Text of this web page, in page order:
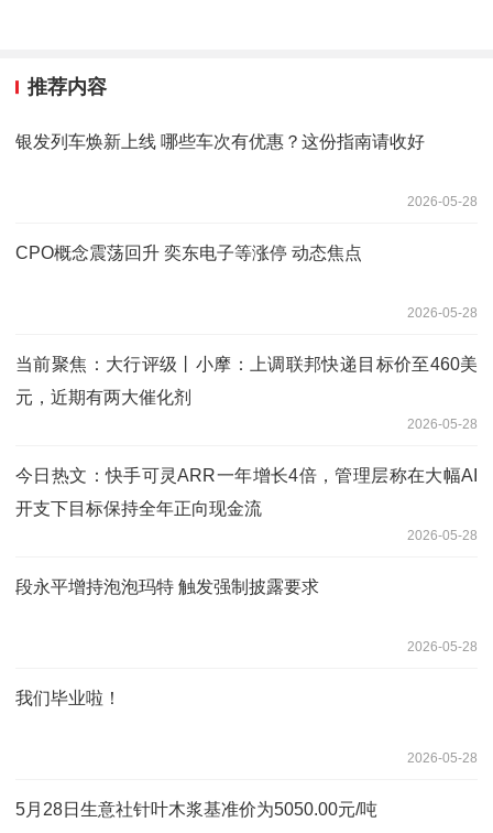
推荐内容
银发列车焕新上线 哪些车次有优惠？这份指南请收好
2026-05-28
CPO概念震荡回升 奕东电子等涨停 动态焦点
2026-05-28
当前聚焦：大行评级丨小摩：上调联邦快递目标价至460美
元，近期有两大催化剂
2026-05-28
今日热文：快手可灵ARR一年增长4倍，管理层称在大幅AI
开支下目标保持全年正向现金流
2026-05-28
段永平增持泡泡玛特 触发强制披露要求
2026-05-28
我们毕业啦！
2026-05-28
5月28日生意社针叶木浆基准价为5050.00元/吨